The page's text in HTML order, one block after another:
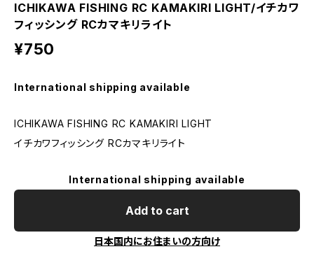
ICHIKAWA FISHING RC KAMAKIRI LIGHT/イチカワ
フィッシング RCカマキリライト
¥750
International shipping available
ICHIKAWA FISHING RC KAMAKIRI LIGHT
イチカワフィッシング RCカマキリライト
International shipping available
Add to cart
日本国内にお住まいの方向け